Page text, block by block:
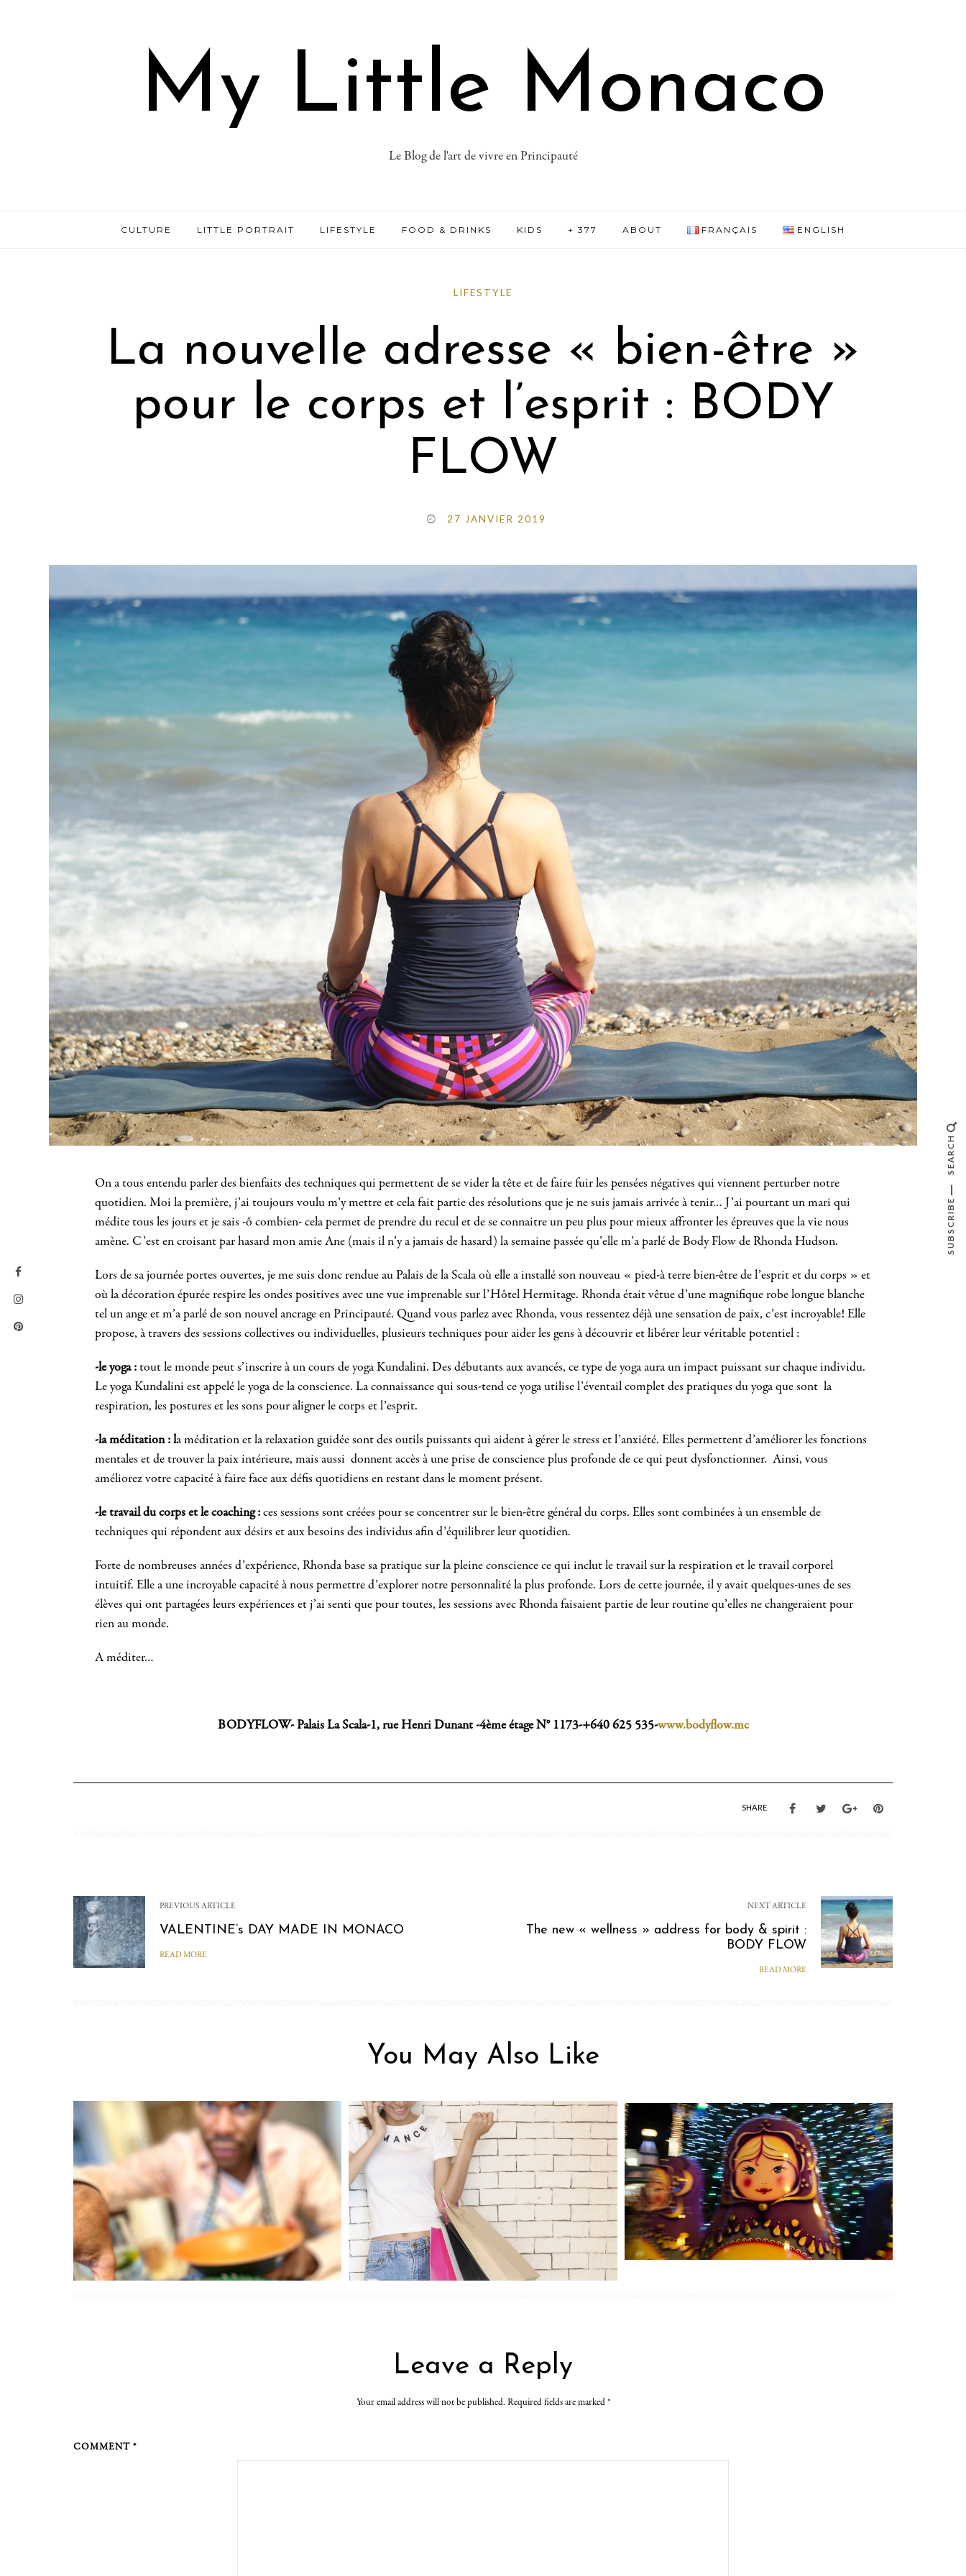
My Little Monaco
Le Blog de l'art de vivre en Principauté
CULTURE LITTLE PORTRAIT LIFESTYLE FOOD & DRINKS KIDS + 377 ABOUT FRANÇAIS ENGLISH
LIFESTYLE
La nouvelle adresse « bien-être »
pour le corps et l’esprit : BODY
FLOW
27 JANVIER 2019
On a tous entendu parler des bienfaits des techniques qui permettent de se vider la tête et de faire fuir les pensées négatives qui viennent perturber notre
quotidien. Moi la première, j’ai toujours voulu m’y mettre et cela fait partie des résolutions que je ne suis jamais arrivée à tenir… J’ai pourtant un mari qui
médite tous les jours et je sais -ô combien- cela permet de prendre du recul et de se connaitre un peu plus pour mieux affronter les épreuves que la vie nous
amène. C’est en croisant par hasard mon amie Ane (mais il n’y a jamais de hasard) la semaine passée qu’elle m’a parlé de Body Flow de Rhonda Hudson.
Lors de sa journée portes ouvertes, je me suis donc rendue au Palais de la Scala où elle a installé son nouveau « pied-à terre bien-être de l’esprit et du corps » et
où la décoration épurée respire les ondes positives avec une vue imprenable sur l’Hôtel Hermitage. Rhonda était vêtue d’une magnifique robe longue blanche
tel un ange et m’a parlé de son nouvel ancrage en Principauté. Quand vous parlez avec Rhonda, vous ressentez déjà une sensation de paix, c’est incroyable! Elle
propose, à travers des sessions collectives ou individuelles, plusieurs techniques pour aider les gens à découvrir et libérer leur véritable potentiel :
-le yoga : tout le monde peut s’inscrire à un cours de yoga Kundalini. Des débutants aux avancés, ce type de yoga aura un impact puissant sur chaque individu.
Le yoga Kundalini est appelé le yoga de la conscience. La connaissance qui sous-tend ce yoga utilise l’éventail complet des pratiques du yoga que sont la
respiration, les postures et les sons pour aligner le corps et l’esprit.
-la méditation : la méditation et la relaxation guidée sont des outils puissants qui aident à gérer le stress et l’anxiété. Elles permettent d’améliorer les fonctions
mentales et de trouver la paix intérieure, mais aussi donnent accès à une prise de conscience plus profonde de ce qui peut dysfonctionner. Ainsi, vous
améliorez votre capacité à faire face aux défis quotidiens en restant dans le moment présent.
-le travail du corps et le coaching : ces sessions sont créées pour se concentrer sur le bien-être général du corps. Elles sont combinées à un ensemble de
techniques qui répondent aux désirs et aux besoins des individus afin d’équilibrer leur quotidien.
Forte de nombreuses années d’expérience, Rhonda base sa pratique sur la pleine conscience ce qui inclut le travail sur la respiration et le travail corporel
intuitif. Elle a une incroyable capacité à nous permettre d’explorer notre personnalité la plus profonde. Lors de cette journée, il y avait quelques-unes de ses
élèves qui ont partagées leurs expériences et j’ai senti que pour toutes, les sessions avec Rhonda faisaient partie de leur routine qu’elles ne changeraient pour
rien au monde.
A méditer…
BODYFLOW- Palais La Scala-1, rue Henri Dunant -4ème étage N° 1173-+640 625 535-www.bodyflow.mc
SHARE
PREVIOUS ARTICLE
VALENTINE’s DAY MADE IN MONACO
READ MORE
NEXT ARTICLE
The new « wellness » address for body & spirit :
BODY FLOW
READ MORE
You May Also Like
Leave a Reply
Your email address will not be published. Required fields are marked *
COMMENT *
SEARCH
SUBSCRIBE